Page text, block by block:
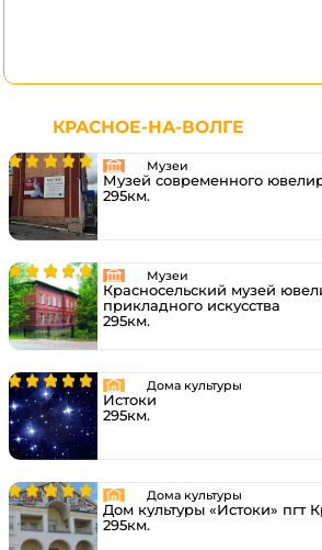
КРАСНОЕ-НА-ВОЛГЕ
Музеи
Музей современного
295км.
Музеи
Красносельский музей
прикладного искусства
295км.
Дома культуры
Истоки
295км.
Дома культуры
Дом культуры «Истоки» пгт
295км.